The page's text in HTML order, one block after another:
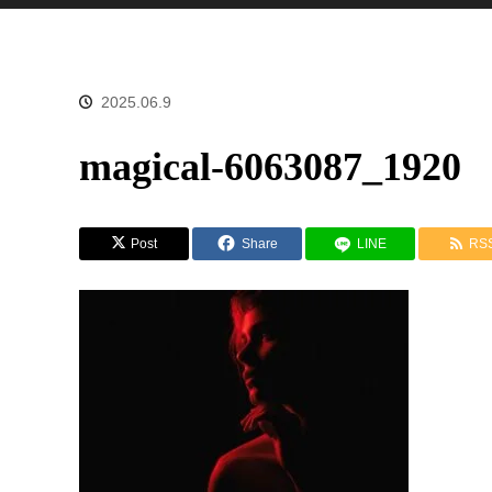
2025.06.9
magical-6063087_1920
Post Share LINE